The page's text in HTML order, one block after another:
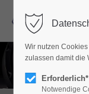
Wir nutzen
zulassen damit die
Erforderlich*
Notwendige